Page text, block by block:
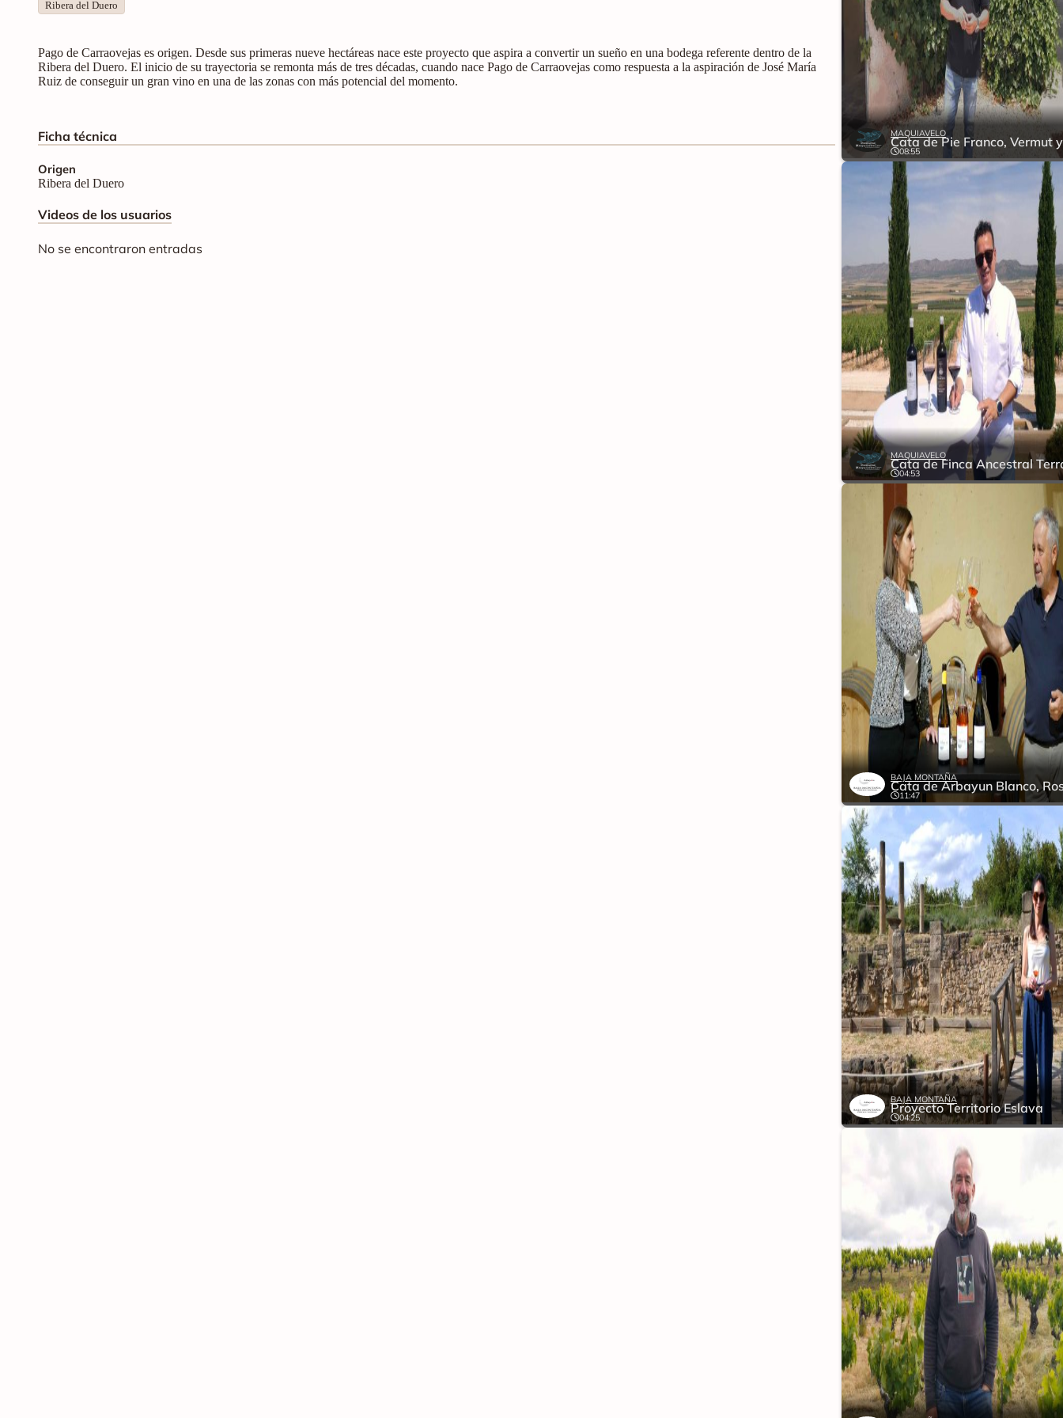
Ribera del Duero
Pago de Carraovejas es origen. Desde sus primeras nueve hectáreas nace este proyecto que aspira a convertir un sueño en una bodega referente dentro de la
Ribera del Duero. El inicio de su trayectoria se remonta más de tres décadas, cuando nace Pago de Carraovejas como respuesta a la aspiración de José María
Ruiz de conseguir un gran vino en una de las zonas con más potencial del momento.
Ficha técnica
Origen
Ribera del Duero
Videos de los usuarios
No se encontraron entradas
MAQUIAVELO
08:55
MAQUIAVELO
04:53
BAJA MONTAÑA
11:47
BAJA MONTAÑA
Proyecto Territorio Eslava
04:25